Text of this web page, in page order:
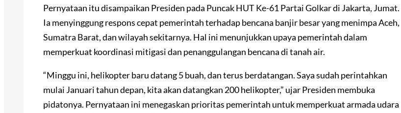
Pernyataan itu disampaikan Presiden pada Puncak HUT Ke-61 Partai Golkar di Jakarta, Jumat.
Ia menyinggung respons cepat pemerintah terhadap bencana banjir besar yang menimpa Aceh,
Sumatra Barat, dan wilayah sekitarnya. Hal ini menunjukkan upaya pemerintah dalam
memperkuat koordinasi mitigasi dan penanggulangan bencana di tanah air.
“Minggu ini, helikopter baru datang 5 buah, dan terus berdatangan. Saya sudah perintahkan
mulai Januari tahun depan, kita akan datangkan 200 helikopter,” ujar Presiden membuka
pidatonya. Pernyataan ini menegaskan prioritas pemerintah untuk memperkuat armada udara